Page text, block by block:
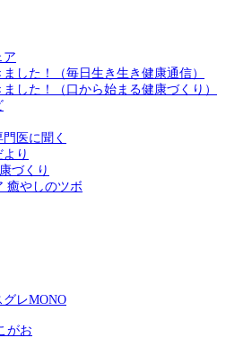
ア
した！（毎日生き生き健康通信）
した！（口から始まる健康づくり）
医に聞く
り
づくり
癒やしのツボ
レMONO
がお